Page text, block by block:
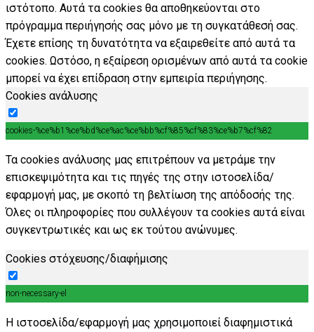
ιστότοπο. Αυτά τα cookies θα αποθηκεύονται στο
πρόγραμμα περιήγησής σας μόνο με τη συγκατάθεσή σας.
Έχετε επίσης τη δυνατότητα να εξαιρεθείτε από αυτά τα
cookies. Ωστόσο, η εξαίρεση ορισμένων από αυτά τα cookie
μπορεί να έχει επίδραση στην εμπειρία περιήγησης.
Cookies ανάλυσης
cookies-%ce%b1%ce%bd%ce%ac%ce%bb%cf%85%cf%83%ce%b7%cf%82
Τα cookies ανάλυσης μας επιτρέπουν να μετράμε την
επισκεψιμότητα και τις πηγές της στην ιστοσελίδα/
εφαρμογή μας, με σκοπό τη βελτίωση της απόδοσής της.
Όλες οι πληροφορίες που συλλέγουν τα cookies αυτά είναι
συγκεντρωτικές και ως εκ τούτου ανώνυμες.
Cookies στόχευσης/διαφήμισης
non-necessary-el
Η ιστοσελίδα/εφαρμογή μας χρησιμοποιεί διαφημιστικά